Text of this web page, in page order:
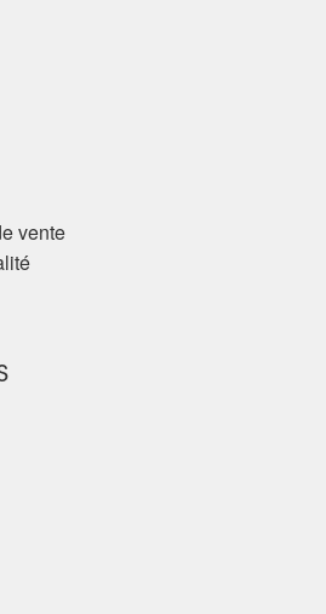
les Mystères de l’Invisible
: Trouvez votre bouclier
vente